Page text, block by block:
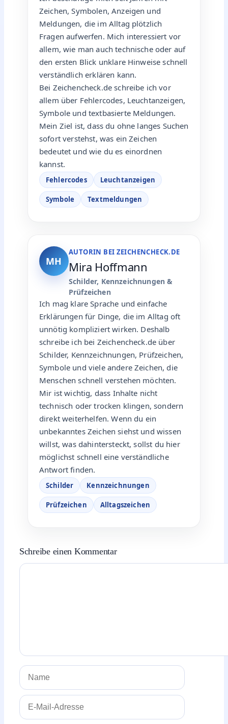
Zeichen, Symbolen, Anzeigen und
Meldungen, die im Alltag plötzlich
Fragen aufwerfen. Mich interessiert vor
allem, wie man auch technische oder auf
den ersten Blick unklare Hinweise schnell
verständlich erklären kann.
Bei Zeichencheck.de schreibe ich vor
allem über Fehlercodes, Leuchtanzeigen,
Symbole und textbasierte Meldungen.
Mein Ziel ist, dass du ohne langes Suchen
sofort verstehst, was ein Zeichen
bedeutet und wie du es einordnen
kannst.
Fehlercodes Leuchtanzeigen
Symbole Textmeldungen
MH
AUTORIN BEI ZEICHENCHECK.DE
Mira Hoffmann
Schilder, Kennzeichnungen &
Prüfzeichen
Ich mag klare Sprache und einfache
Erklärungen für Dinge, die im Alltag oft
unnötig kompliziert wirken. Deshalb
schreibe ich bei Zeichencheck.de über
Schilder, Kennzeichnungen, Prüfzeichen,
Symbole und viele andere Zeichen, die
Menschen schnell verstehen möchten.
Mir ist wichtig, dass Inhalte nicht
technisch oder trocken klingen, sondern
direkt weiterhelfen. Wenn du ein
unbekanntes Zeichen siehst und wissen
willst, was dahintersteckt, sollst du hier
möglichst schnell eine verständliche
Antwort finden.
Schilder Kennzeichnungen
Prüfzeichen Alltagszeichen
Schreibe einen Kommentar
Kommentar
Name
E-
Mail-